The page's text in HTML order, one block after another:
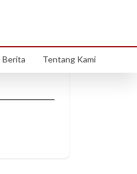
Berita Tentang Kami